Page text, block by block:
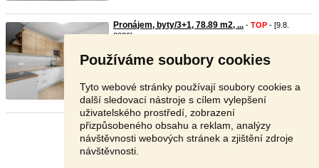
Používáme soubory cookies
Tyto webové stránky používají soubory cookies a
další sledovací nástroje s cílem vylepšení
uživatelského prostředí, zobrazení
přizpůsobeného obsahu a reklam, analýzy
návštěvnosti webových stránek a zjištění zdroje
návštěvnosti.
Pronájem, byty/3+1, 78.89 m2, ... - TOP - [9.8.
2026]
BarunčinaN ...
Praha 4 - 143 00
33 900 Kč
Stránka: 1 2 3 Další